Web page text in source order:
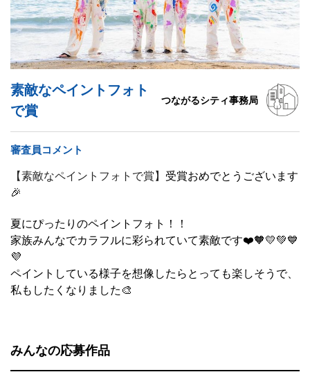
素敵なペイントフォト
で賞
つながるシティ事務局
審査員コメント
【素敵なペイントフォトで賞】 受賞おめでとうございます
🎉
夏にぴったりのペイントフォト！！
家族みんなでカラフルに彩られていて素敵です❤️🧡💛💚💙
💜
ペイントしている様子を想像したらとっても楽しそうで、
私もしたくなりました🎨
みんなの応募作品